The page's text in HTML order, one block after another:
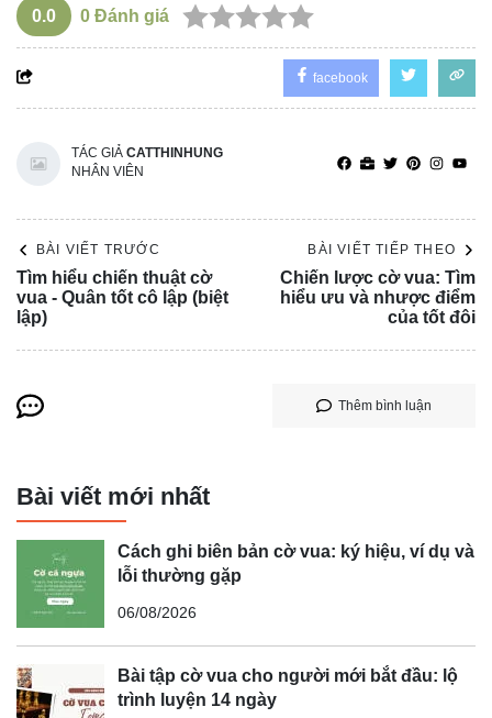
0.0 0 Đánh giá
facebook
TÁC GIẢ CATTHINHUNG
NHÂN VIÊN
BÀI VIẾT TRƯỚC
Tìm hiểu chiến thuật cờ
vua - Quân tốt cô lập (biệt
lập)
BÀI VIẾT TIẾP THEO
Chiến lược cờ vua: Tìm
hiểu ưu và nhược điểm
của tốt đôi
Thêm bình luận
Bài viết mới nhất
Cách ghi biên bản cờ vua: ký hiệu, ví dụ và
lỗi thường gặp
06/08/2026
Bài tập cờ vua cho người mới bắt đầu: lộ
trình luyện 14 ngày